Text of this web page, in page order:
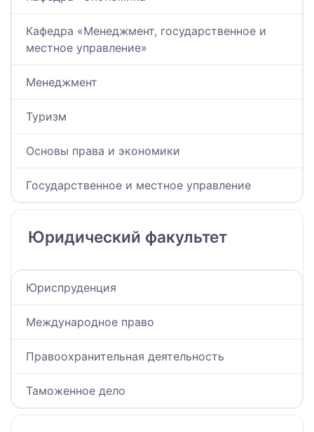
Кафедра «Менеджмент, государственное и
местное управление»
Менеджмент
Туризм
Основы права и экономики
Государственное и местное управление
Юридический факультет
Юриспруденция
Международное право
Правоохранительная деятельность
Таможенное дело